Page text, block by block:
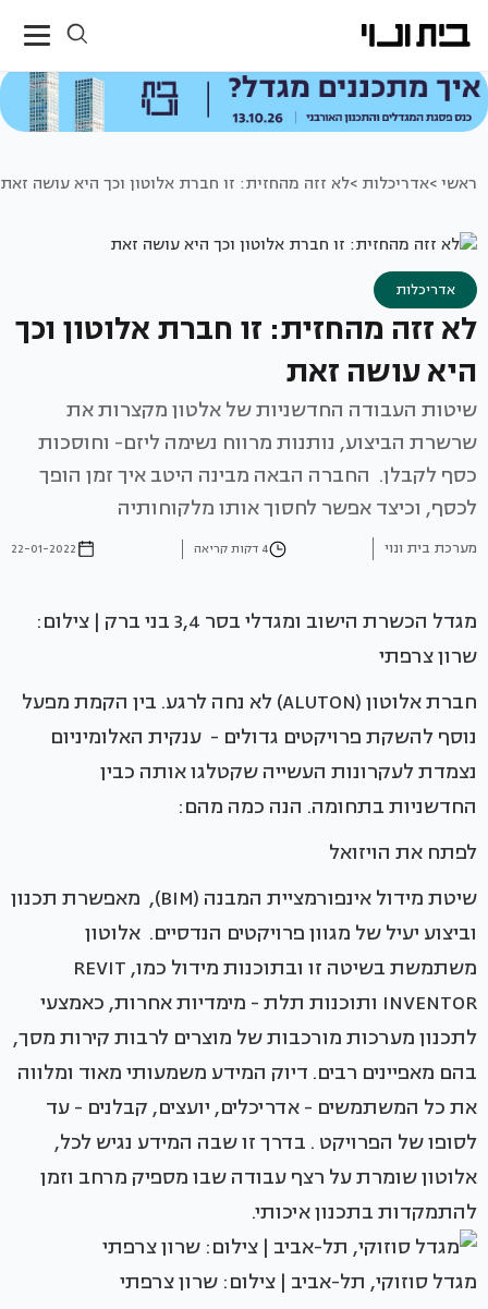
ראשי >אדריכלות >לא זזה מהחזית: זו חברת אלוטון וכך היא עושה זאת
אדריכלות
לא זזה מהחזית: זו חברת אלוטון וכך
היא עושה זאת
שיטות העבודה החדשניות של אלטון מקצרות את
שרשרת הביצוע, נותנות מרווח נשימה ליזם- וחוסכות
כסף לקבלן. החברה הבאה מבינה היטב איך זמן הופך
לכסף, וכיצד אפשר לחסוך אותו מלקוחותיה
מערכת בית ונוי 4 דקות קריאה 22-01-2022
מגדל הכשרת הישוב ומגדלי בסר 3,4 בני ברק | צילום:
שרון צרפתי
חברת אלוטון (ALUTON) לא נחה לרגע. בין הקמת מפעל
נוסף להשקת פרויקטים גדולים - ענקית האלומיניום
נצמדת לעקרונות העשייה שקטלגו אותה כבין
החדשניות בתחומה. הנה כמה מהם:
לפתח את הויזואל
שיטת מידול אינפורמציית המבנה (BIM), מאפשרת תכנון
וביצוע יעיל של מגוון פרויקטים הנדסיים. אלוטון
משתמשת בשיטה זו ובתוכנות מידול כמוREVIT ,
INVENTOR ותוכנות תלת - מימדיות אחרות, כאמצעי
לתכנון מערכות מורכבות של מוצרים לרבות קירות מסך,
בהם מאפיינים רבים. דיוק המידע משמעותי מאוד ומלווה
את כל המשתמשים - אדריכלים, יועצים, קבלנים - עד
לסופו של הפרויקט . בדרך זו שבה המידע נגיש לכל,
אלוטון שומרת על רצף עבודה שבו מספיק מרחב וזמן
להתמקדות בתכנון איכותי.
מגדל סוזוקי, תל-אביב | צילום: שרון צרפתי